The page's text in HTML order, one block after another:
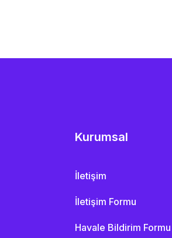
Kurumsal
İletişim
İletişim Formu
Havale Bildirim Formu